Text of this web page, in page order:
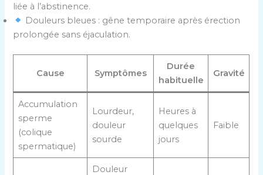
liée à l’abstinence.
Douleurs bleues : gêne temporaire après érection
prolongée sans éjaculation.
Cause Symptômes
Durée
habituelle
Gravité
Accumulation
sperme
(colique
spermatique)
Lourdeur,
douleur
sourde
Heures à
quelques
jours
Faible
Douleur